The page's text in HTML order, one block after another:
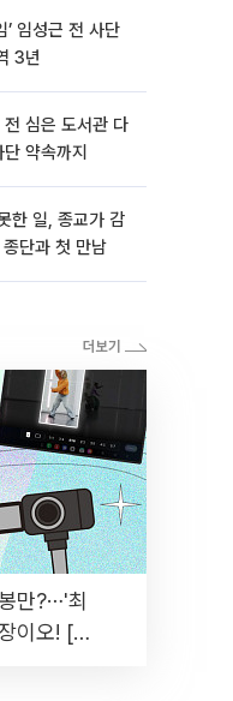
’ 임성근 전 사단
3년
심은 도서관 다
약속까지
한 일, 종교가 감
단과 첫 만남
만?⋯'최
이오! [솔